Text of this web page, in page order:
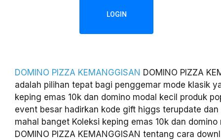
LOGIN
DOMINO PIZZA KEMANGGISAN DOMINO PIZZA
adalah pilihan tepat bagi penggemar mode klasik
keping emas 10k dan domino modal kecil produk
event besar hadirkan kode gift higgs terupdate dan
mahal banget Koleksi keping emas 10k dan
DOMINO PIZZA KEMANGGISAN tentang cara